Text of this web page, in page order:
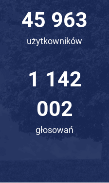
58 773
użytkowników
1 460
272
głosowań